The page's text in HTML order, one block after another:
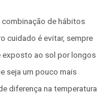
combinação de hábitos
cuidado é evitar, sempre
exposto ao sol por longos
seja um pouco mais
diferença na temperatura